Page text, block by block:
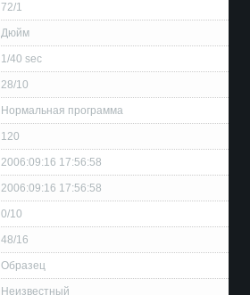
72/1
Дюйм
1/40 sec
28/10
Нормальная программа
120
2006:09:16 17:56:58
2006:09:16 17:56:58
0/10
48/16
Образец
Неизвестный